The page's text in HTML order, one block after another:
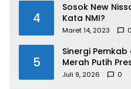
4
Sosok New
Kata NMI?
Maret 14, 2023 0
5
Sinergi
Merah Putih
Masyarakat
Juli 9, 2026 0